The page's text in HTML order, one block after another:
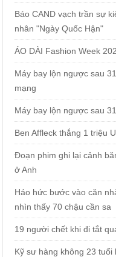
Báo CAND vạch trần sự
nhân "Ngày Quốc Hận"
ÁO DÀI Fashion Week
Máy bay lộn ngược sau
mạng
Máy bay lộn ngược sau
Ben Affleck thắng 1 triệu
Đoạn phim ghi lại cảnh
ở Anh
Háo hức bước vào căn
nhìn thấy 70 chậu cần sa
19 người chết khi đi tắt
Kỹ sư hàng không 23